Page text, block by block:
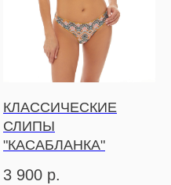
КЛАССИЧЕСКИЕ
СЛИПЫ
"КАСАБЛАНКА"
3 900 р.